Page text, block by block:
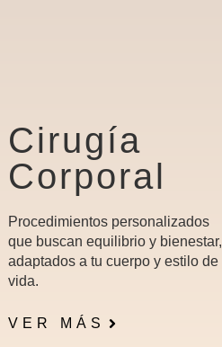
Cirugía
Corporal
Procedimientos personalizados
que buscan equilibrio y bienestar,
adaptados a tu cuerpo y estilo de
vida.
VER MÁS